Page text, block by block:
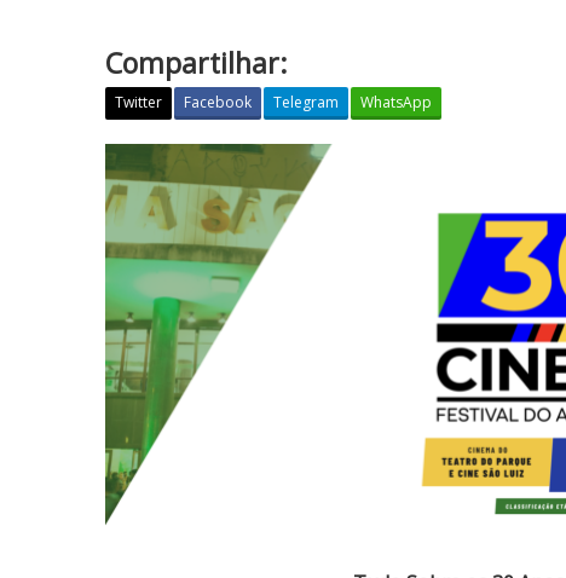
Compartilhar:
Twitter Facebook Telegram WhatsApp
u
d
o
o
b
r
e
s
3
0